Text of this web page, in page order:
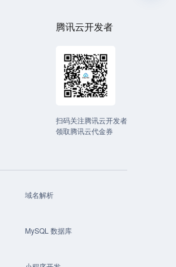
腾讯云开发者
扫码关注腾讯云开发者
领取腾讯云代金券
域名解析
MySQL 数据库